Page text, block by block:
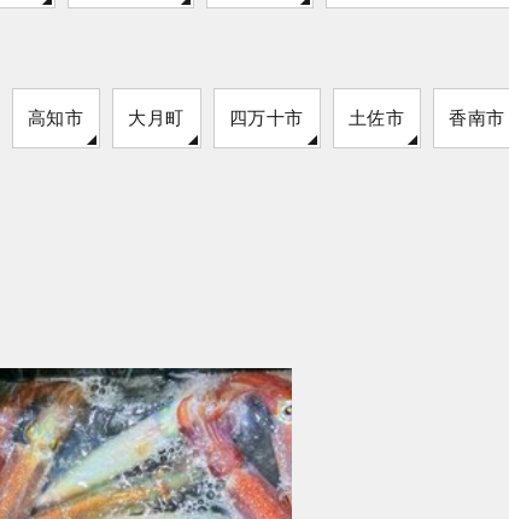
高知市 大月町 四万十市 土佐市 香南市